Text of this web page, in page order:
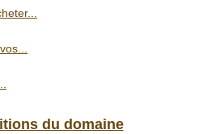
du domaine